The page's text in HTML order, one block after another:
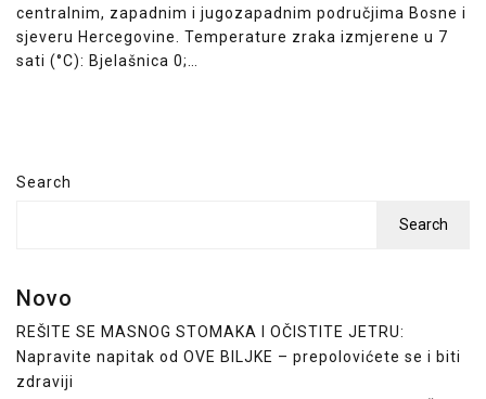
centralnim, zapadnim i jugozapadnim područjima Bosne i
sjeveru Hercegovine. Temperature zraka izmjerene u 7
sati (°C): Bjelašnica 0;…
Search
Search
Novo
REŠITE SE MASNOG STOMAKA I OČISTITE JETRU:
Napravite napitak od OVE BILJKE – prepolovićete se i biti
zdraviji